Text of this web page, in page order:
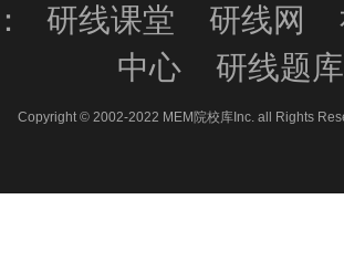
研线课堂 研线网
中心
研线题库
Copyright © 2002-2022 MEM院校库Inc. all Rights